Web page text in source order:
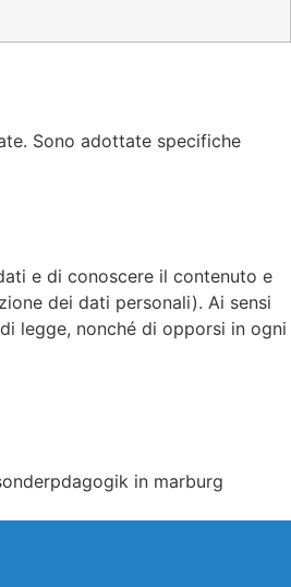
Sono adottate specifiche
e di conoscere il contenuto e
dei dati personali). Ai sensi
legge, nonché di opporsi in ogni
in marburg